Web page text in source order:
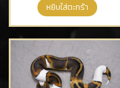
หยิบใส่ตะกร้า